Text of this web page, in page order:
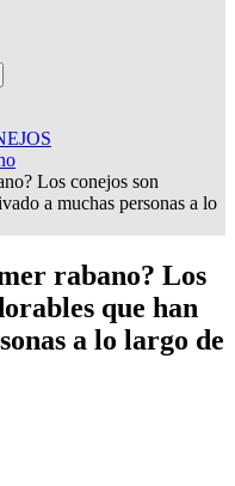
Los conejos son
a muchas personas a lo
rabano? Los
que han
a lo largo de